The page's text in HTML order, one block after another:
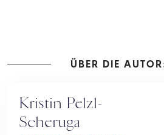
ÜBER DIE
Kristin Pelzl-
Scheruga